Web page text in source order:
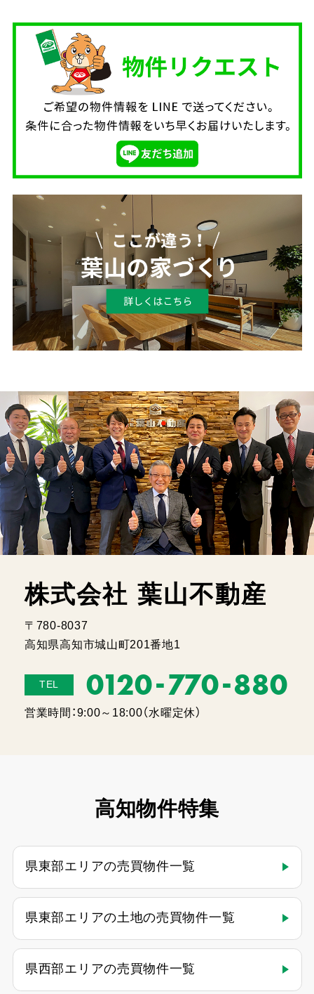
株式会社 葉山不動産
〒780-8037
高知県高知市城山町201番地1
TEL 0120-770-880
営業時間：9:00～18:00（水曜定休）
高知物件特集
県東部エリアの売買物件一覧
県東部エリアの土地の売買物件一覧
県西部エリアの売買物件一覧